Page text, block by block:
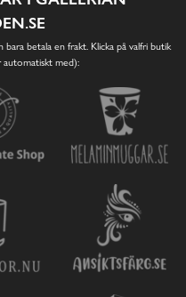
betala en frakt. Klicka på valfri butik
automatiskt med):